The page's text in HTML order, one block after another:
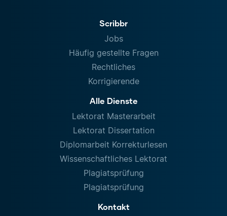
Scribbr
Jobs
Häufig gestellte Fragen
Rechtliches
Korrigierende
Alle Dienste
Lektorat Masterarbeit
Lektorat Dissertation
Diplomarbeit Korrekturlesen
Wissenschaftliches Lektorat
Plagiatsprüfung
Plagiatsprüfung
Kontakt